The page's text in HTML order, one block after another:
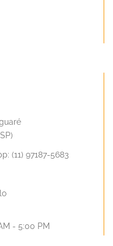
(11) 97187-5683
- 5:00 PM